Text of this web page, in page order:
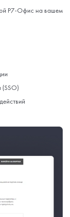
Р7-Офис на вашем
(SSO)